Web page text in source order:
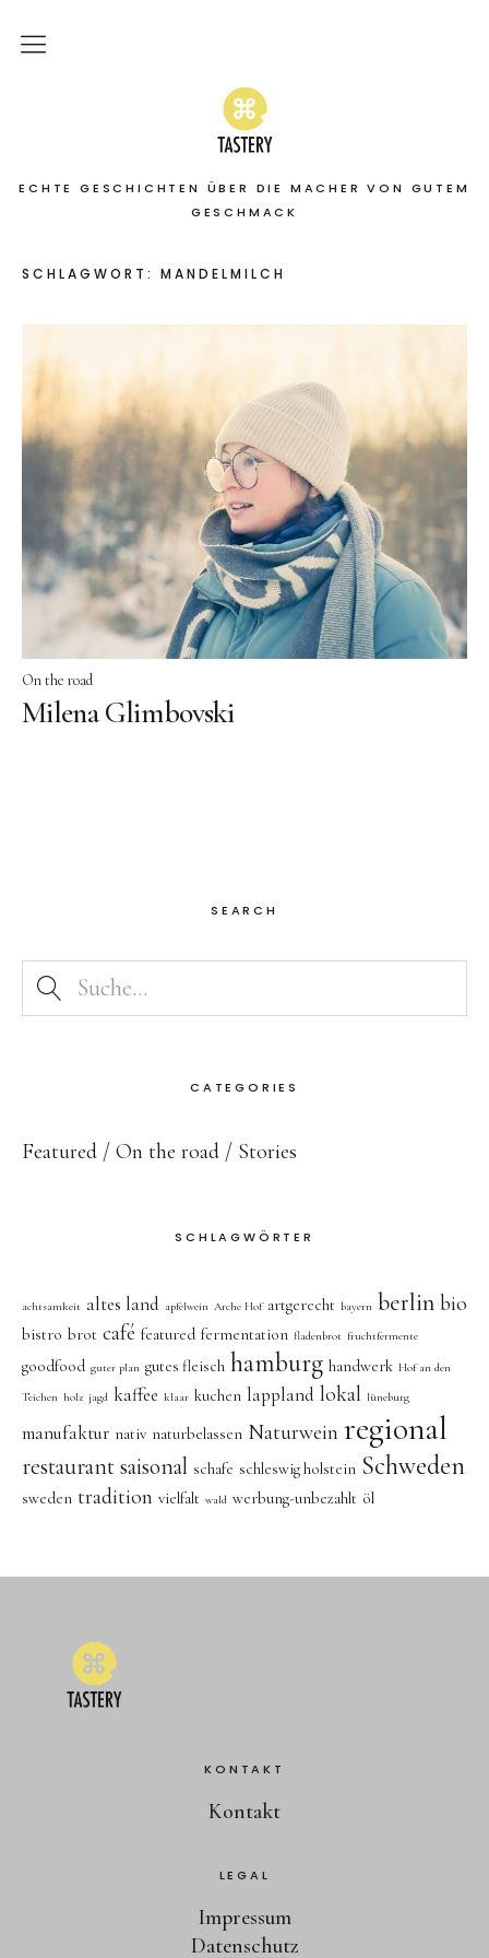
ECHTE GESCHICHTEN ÜBER DIE MACHER VON GUTEM
GESCHMACK
Home
Stories
On the road
Featured
About
Services | Leistungen
FacebookInstagram
SCHLAGWORT: MANDELMILCH
On the road
Milena Glimbovski
SEARCH
CATEGORIES
Featured On the road Stories
SCHLAGWÖRTER
achtsamkeit altes land apfelwein Arche Hof artgerecht bayern berlin bio
bistro brot café featured fermentation fladenbrot fruchtfermente
goodfood guter plan gutes fleisch hamburg handwerk Hof an den
Teichen holz jagd kaffee klaar kuchen lappland lokal lüneburg
manufaktur nativ naturbelassen Naturwein regional
restaurantsaisonal schafe schleswig holstein Schweden
sweden tradition vielfalt wald werbung-unbezahlt öl
KONTAKT
Kontakt
LEGAL
Impressum
Datenschutz